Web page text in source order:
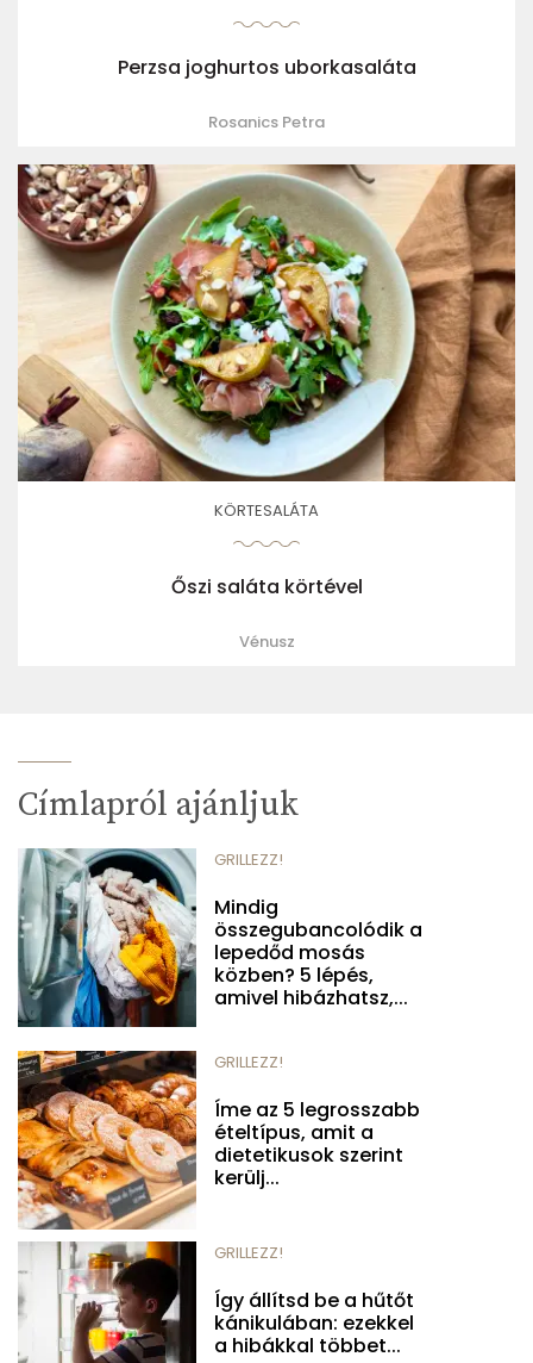
Perzsa joghurtos uborkasaláta
Rosanics Petra
KÖRTESALÁTA
Őszi saláta körtével
Vénusz
Címlapról ajánljuk
GRILLEZZ!
Mindig
összegubancolódik a
lepedőd mosás
közben? 5 lépés,
amivel hibázhatsz,...
GRILLEZZ!
Íme az 5 legrosszabb
ételtípus, amit a
dietetikusok szerint
kerülj...
GRILLEZZ!
Így állítsd be a hűtőt
kánikulában: ezekkel
a hibákkal többet...